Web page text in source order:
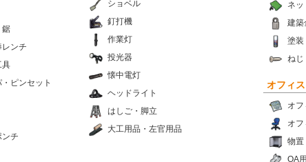
鋸
レンチ
具
ピンセット
チ
ショベル
釘打機
作業灯
投光器
懐中電灯
ヘッドライト
はしご・脚立
大工用品・左官用品
ネッ
建築
塗装
ねじ
オフィ
オフ
オ
物置
OA